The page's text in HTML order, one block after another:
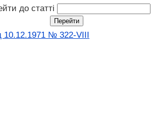
до статті
10.12.1971 № 322-VIII